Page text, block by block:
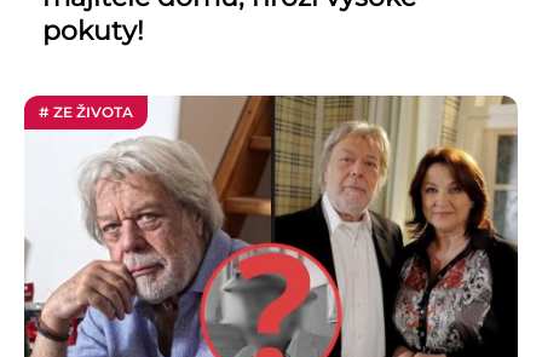
pokuty!
# ZE ŽIVOTA